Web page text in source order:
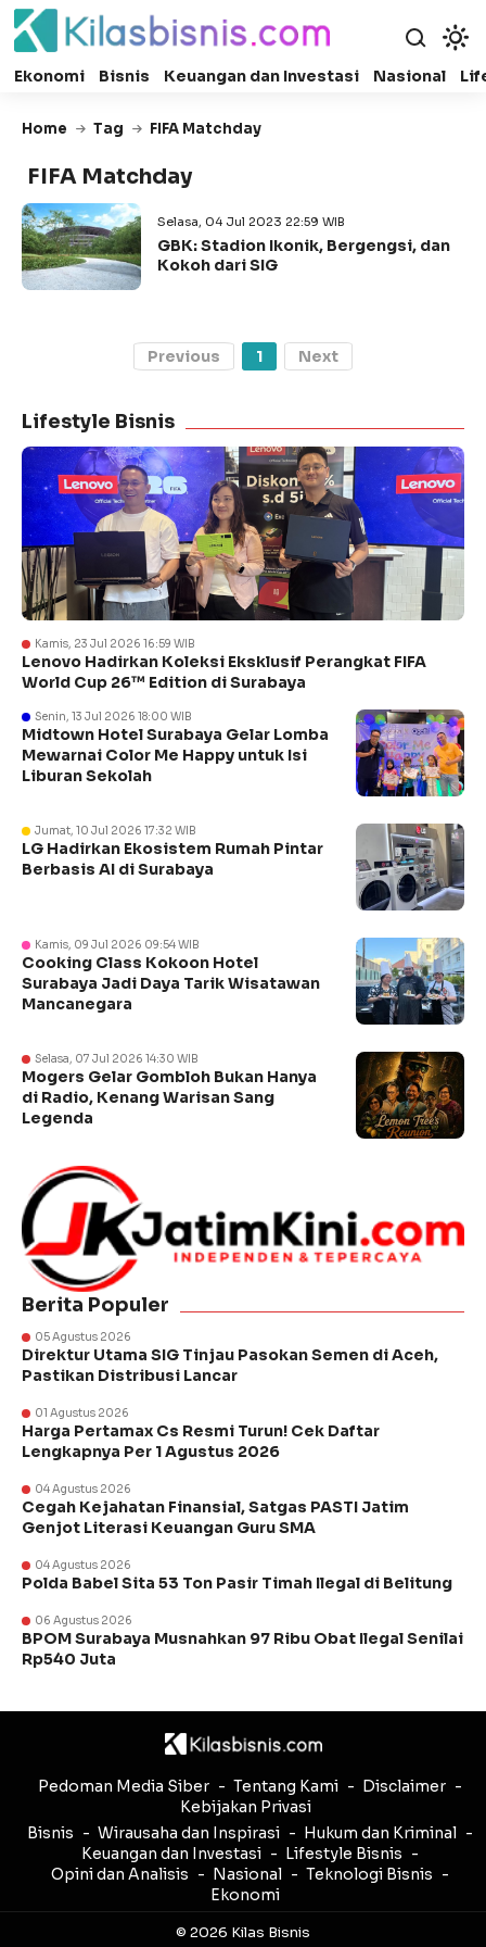
Ekonomi Bisnis Keuangan dan Investasi Nasional
Home Tag FIFA Matchday
FIFA Matchday
Selasa, 04 Jul 2023 22:59 WIB
GBK: Stadion Ikonik, Bergengsi, dan
Kokoh dari SIG
Previous 1 Next
Lifestyle Bisnis
Kamis, 23 Jul 2026 16:59 WIB
Lenovo Hadirkan Koleksi Eksklusif Perangkat FIFA
World Cup 26™ Edition di Surabaya
Senin, 13 Jul 2026 18:00 WIB
Midtown Hotel Surabaya Gelar Lomba
Mewarnai Color Me Happy untuk Isi
Liburan Sekolah
Jumat, 10 Jul 2026 17:32 WIB
LG Hadirkan Ekosistem Rumah Pintar
Berbasis AI di Surabaya
Kamis, 09 Jul 2026 09:54 WIB
Cooking Class Kokoon Hotel
Surabaya Jadi Daya Tarik Wisatawan
Mancanegara
Selasa, 07 Jul 2026 14:30 WIB
Mogers Gelar Gombloh Bukan Hanya
di Radio, Kenang Warisan Sang
Legenda
Berita Populer
05 Agustus 2026
Direktur Utama SIG Tinjau Pasokan Semen di Aceh,
Pastikan Distribusi Lancar
01 Agustus 2026
Harga Pertamax Cs Resmi Turun! Cek Daftar
Lengkapnya Per 1 Agustus 2026
04 Agustus 2026
Cegah Kejahatan Finansial, Satgas PASTI Jatim
Genjot Literasi Keuangan Guru SMA
04 Agustus 2026
Polda Babel Sita 53 Ton Pasir Timah Ilegal di Belitung
06 Agustus 2026
BPOM Surabaya Musnahkan 97 Ribu Obat Ilegal Senilai
Rp540 Juta
Pedoman Media Siber Tentang Kami
Disclaimer
Kebijakan Privasi
Bisnis
Wirausaha dan Inspirasi
Hukum dan Kriminal
Keuangan dan Investasi
Lifestyle Bisnis
Opini dan Analisis
Nasional
Teknologi Bisnis
Ekonomi
© 2026 Kilas Bisnis